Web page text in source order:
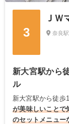
3
ＪＷ
奈良
新大宮駅から
ル
新大宮駅から徒歩
が美味しいことで
のセットメニュー